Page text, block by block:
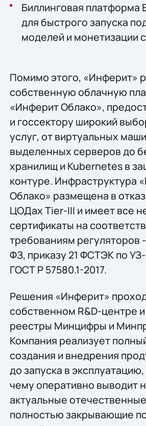
Биллинговая платформа
для быстрого запуска
моделей и монетизации
Помимо этого, «Инферит»
собственную облачную
«Инферит Облако»,
и госсектору широкий
услуг, от виртуальных
выделенных серверов до
хранилищ и Kubernetes в
контуре. Инфраструктура
Облако» размещена в
ЦОДах Tier-III и имеет все
сертификаты на
требованиям регуляторов
ФЗ, приказу 21 ФСТЭК по УЗ-
ГОСТ Р 57580.1-2017.
Решения «Инферит»
собственном R&D-центре
реестры Минцифры и
Компания реализует
создания и внедрения
до запуска в
чему оперативно выводит
актуальные
полностью закрывающие